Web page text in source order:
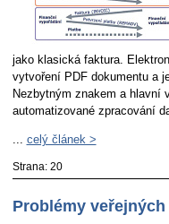
jako klasická faktura.
vytvoření PDF dokumentu a
Nezbytným znakem a hlavní
automatizované zpracování
celý článek >
Strana: 20
Problémy veřejných